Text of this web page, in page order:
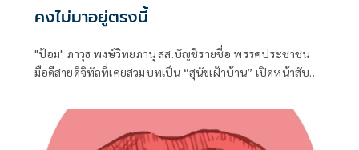
คงไม่มาอยู่ตรงนี้
"ป้อม" ภาวุธ พงษ์วิทยภานุ สส.บัญชีรายชื่อ พรรคประชาชน
มือดีสายดิจิทัลที่เคยสวมบทเป็น “สุนัขเฝ้าบ้าน” เปิดหน้าสับ
กระทรวงดิจิทัลเพื่อเศรษฐกิจและสังคม (ดีอี)